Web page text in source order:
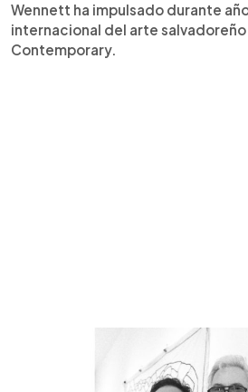
Wennett ha impulsado durante
internacional del arte salvadoreño
Contemporary.